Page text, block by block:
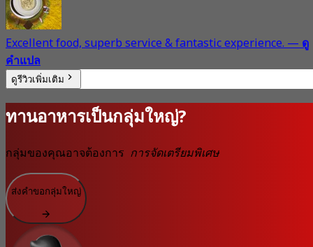
Excellent food, superb service & fantastic experience.—ดู
คำแปล
ดูรีวิวเพิ่มเติม
ทานอาหารเป็นกลุ่มใหญ่?
กลุ่มของคุณอาจต้องการ การจัดเตรียมพิเศษ
ส่งคำขอกลุ่มใหญ่